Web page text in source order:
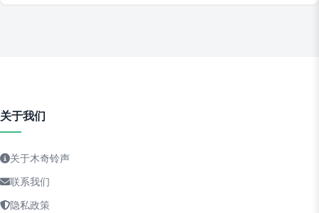
关于我们
关于木奇铃声
联系我们
隐私政策